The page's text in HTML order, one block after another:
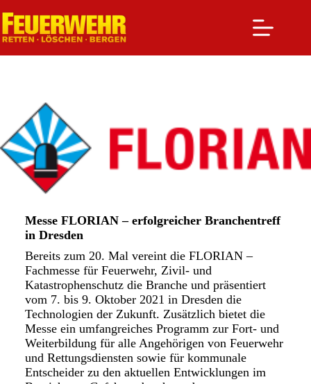
Inhalt
springen
Messe FLORIAN – erfolgreicher Branchentreff
in Dresden
Bereits zum 20. Mal vereint die FLORIAN –
Fachmesse für Feuerwehr, Zivil- und
Katastrophenschutz die Branche und präsentiert
vom 7. bis 9. Oktober 2021 in Dresden die
Technologien der Zukunft. Zusätzlich bietet die
Messe ein umfangreiches Programm zur Fort- und
Weiterbildung für alle Angehörigen von Feuerwehr
und Rettungsdiensten sowie für kommunale
Entscheider zu den aktuellen Entwicklungen im